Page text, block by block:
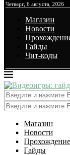
Четверг, 6 августа, 2026
Магазин
Новости
Гайды
Чит-коды
Магазин
Новости
Прохождение
Гайды